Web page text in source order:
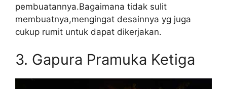
pembuatannya.Bagaimana tidak sulit
membuatnya,mengingat desainnya yg juga
cukup rumit untuk dapat dikerjakan.
3. Gapura Pramuka Ketiga